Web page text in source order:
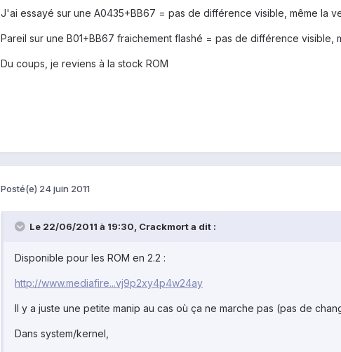
J'ai essayé sur une A0435+BB67 = pas de différence visible, même la
Pareil sur une B01+BB67 fraichement flashé = pas de différence visible,
Du coups, je reviens à la stock ROM
Posté(e) 24 juin 2011
Le 22/06/2011 à 19:30, Crackmort a dit :
Disponible pour les ROM en 2.2 :
http://www.mediafire...vj9p2xy4p4w24ay
Il y a juste une petite manip au cas où ça ne marche pas (pas de
Dans system/kernel,